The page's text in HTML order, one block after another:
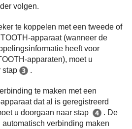
volgen.
te koppelen met een tweede of
apparaat (wanneer de
heeft voor
apparaten), moet u
stap
.
te maken met een
dat al is geregistreerd
u doorgaan naar stap
. De
automatisch verbinding maken